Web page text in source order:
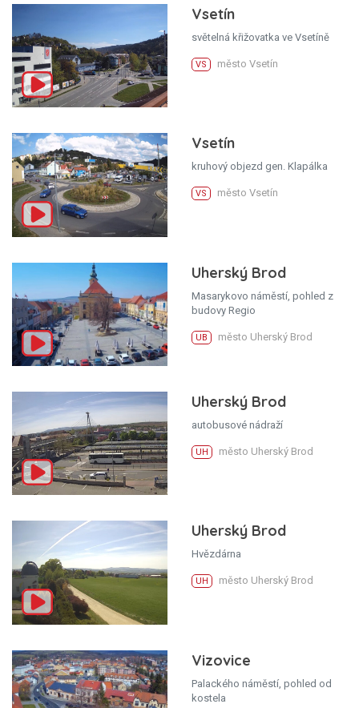
Vsetín
světelná křižovatka ve Vsetíně
VS město Vsetín
Vsetín
kruhový objezd gen. Klapálka
VS město Vsetín
Uherský Brod
Masarykovo náměstí, pohled z
budovy Regio
UB město Uherský Brod
Uherský Brod
autobusové nádraží
UH město Uherský Brod
Uherský Brod
Hvězdárna
UH město Uherský Brod
Vizovice
Palackého náměstí, pohled od
kostela